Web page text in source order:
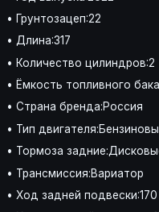
• Грунтозацеп:22
• Длина:317
• Количество цилиндров:2
• Ёмкость топливного
• Страна бренда:Россия
• Тип
• Тормоза
• Трансмиссия:Вариатор
• Ход задней подвески:170